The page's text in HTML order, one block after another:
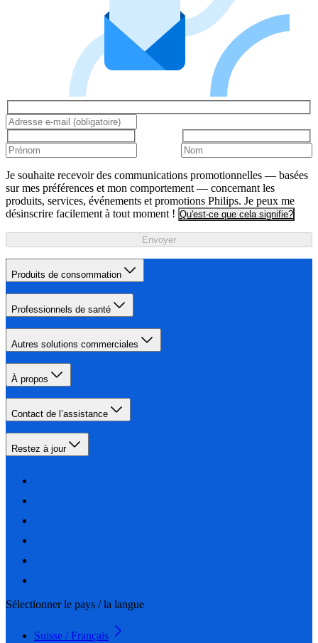
Je souhaite recevoir des communications promotionnelles — basées
sur mes préférences et mon comportement — concernant les
produits, services, événements et promotions Philips. Je peux me
désinscrire facilement à tout moment ! Qu'est-ce que cela signifie?
Envoyer
Produits de consommation
Professionnels de santé
Autres solutions commerciales
À propos
Contact de l’assistance
Restez à jour
Sélectionner le pays / la langue
Suisse / Français